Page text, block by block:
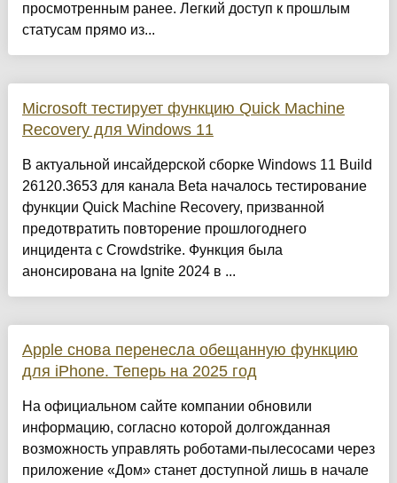
просмотренным ранее. Легкий доступ к прошлым
статусам прямо из...
Microsoft тестирует функцию Quick Machine
Recovery для Windows 11
В актуальной инсайдерской сборке Windows 11 Build
26120.3653 для канала Beta началось тестирование
функции Quick Machine Recovery, призванной
предотвратить повторение прошлогоднего
инцидента с Crowdstrike. Функция была
анонсирована на Ignite 2024 в ...
Apple снова перенесла обещанную функцию
для iPhone. Теперь на 2025 год
На официальном сайте компании обновили
информацию, согласно которой долгожданная
возможность управлять роботами-пылесосами через
приложение «Дом» станет доступной лишь в начале